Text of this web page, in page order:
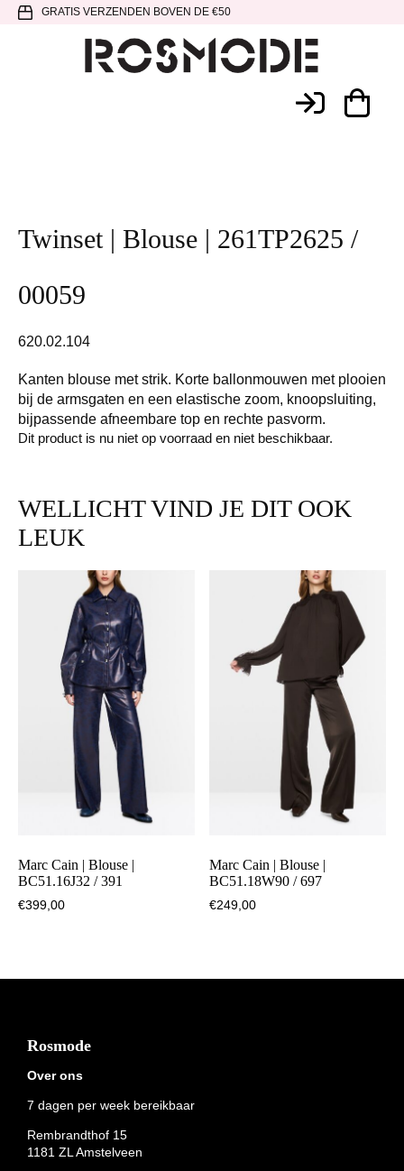
Spring
hoofdnavigatie
Door
SpringGRATIS VERZENDEN BOVEN DE €50
Twinset | Blouse | 261TP2625 /
00059
620.02.104
Kanten blouse met strik. Korte ballonmouwen met plooien
bij de armsgaten en een elastische zoom, knoopsluiting,
bijpassende afneembare top en rechte pasvorm.
Dit product is nu niet op voorraad en niet beschikbaar.
WELLICHT VIND JE DIT OOK
LEUK
Marc Cain | Blouse |
BC51.16J32 / 391
€399,00
Marc Cain | Blouse |
BC51.18W90 / 697
€249,00
Footer
Rosmode
Over ons
7 dagen per week bereikbaar
Rembrandthof 15
1181 ZL Amstelveen